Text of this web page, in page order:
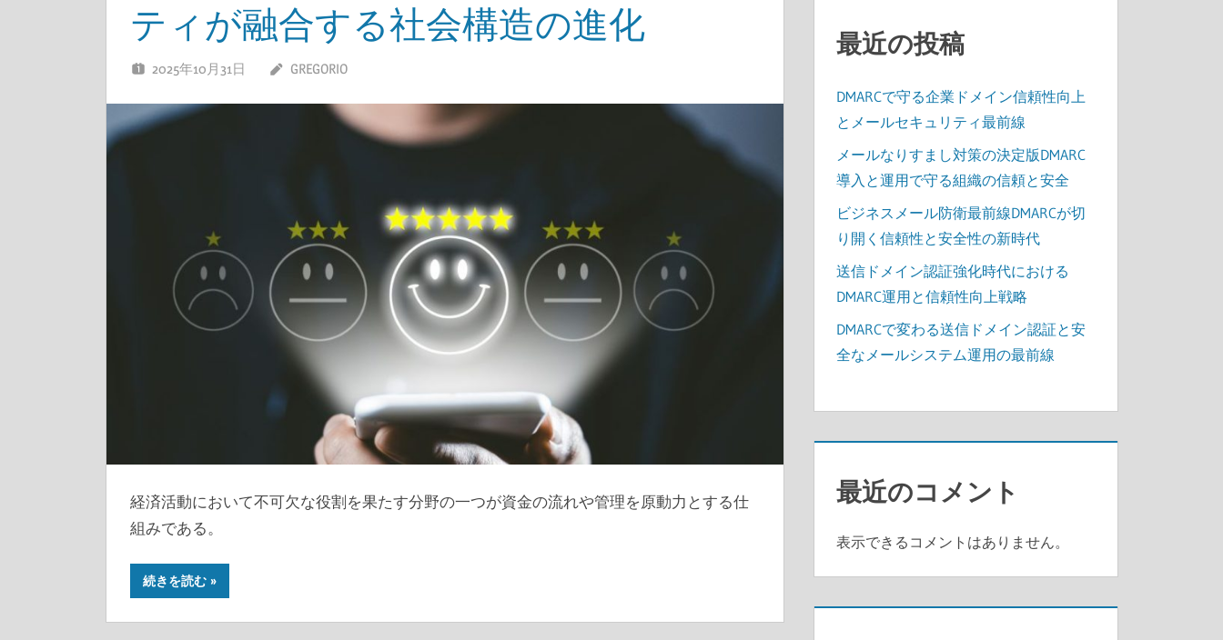
ティが融合する社会構造の進化
2025年10月31日 GREGORIO
経済活動において不可欠な役割を果たす分野の一つが資金の流れや管理を原動力とする仕
組みである。
続きを読む
最近の投稿
DMARCで守る企業ドメイン信頼性向上
とメールセキュリティ最前線
メールなりすまし対策の決定版DMARC
導入と運用で守る組織の信頼と安全
ビジネスメール防衛最前線DMARCが切
り開く信頼性と安全性の新時代
送信ドメイン認証強化時代における
DMARC運用と信頼性向上戦略
DMARCで変わる送信ドメイン認証と安
全なメールシステム運用の最前線
最近のコメント
表示できるコメントはありません。